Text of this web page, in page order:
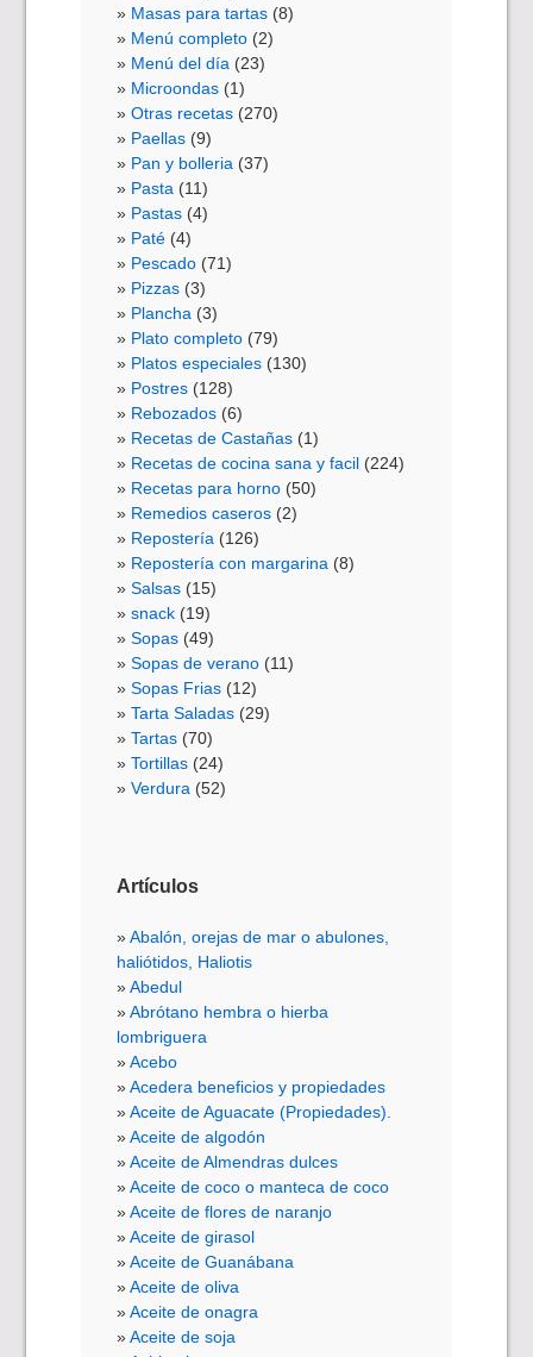
Masas para tartas (8)
Menú completo (2)
Menú del día (23)
Microondas (1)
Otras recetas (270)
Paellas (9)
Pan y bolleria (37)
Pasta (11)
Pastas (4)
Paté (4)
Pescado (71)
Pizzas (3)
Plancha (3)
Plato completo (79)
Platos especiales (130)
Postres (128)
Rebozados (6)
Recetas de Castañas (1)
Recetas de cocina sana y facil (224)
Recetas para horno (50)
Remedios caseros (2)
Repostería (126)
Repostería con margarina (8)
Salsas (15)
snack (19)
Sopas (49)
Sopas de verano (11)
Sopas Frias (12)
Tarta Saladas (29)
Tartas (70)
Tortillas (24)
Verdura (52)
Artículos
Abalón, orejas de mar o abulones,
haliótidos, Haliotis
Abedul
Abrótano hembra o hierba
lombriguera
Acebo
Acedera beneficios y propiedades
Aceite de Aguacate (Propiedades).
Aceite de algodón
Aceite de Almendras dulces
Aceite de coco o manteca de coco
Aceite de flores de naranjo
Aceite de girasol
Aceite de Guanábana
Aceite de oliva
Aceite de onagra
Aceite de soja